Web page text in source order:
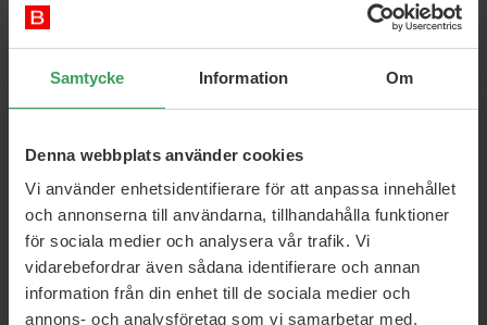
Samtycke Information Om
Denna webbplats använder cookies
Vi använder enhetsidentifierare för att anpassa innehållet
och annonserna till användarna, tillhandahålla funktioner
för sociala medier och analysera vår trafik. Vi
vidarebefordrar även sådana identifierare och annan
information från din enhet till de sociala medier och
annons- och analysföretag som vi samarbetar med.
REF Thickening Spray
300 ML
Rek. Pris 274,25 kr
Pris171,25 kr
Keune Care Confident Curl
Leave-in Curly
300 ML
Pris 259,75 kr